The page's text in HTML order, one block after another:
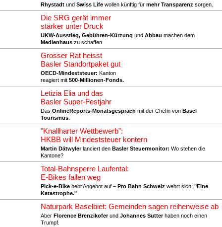
Rhystadt und Swiss Life wollen künftig für mehr Transparenz sorgen.
Die SRG gerät immer
stärker unter Druck
UKW-Ausstieg, Gebühren-Kürzung und Abbau machen dem
Medienhaus zu schaffen.
Grosser Rat heisst
Basler Standortpaket gut
OECD-Mindeststeuer: Kanton
reagiert mit 500-Millionen-Fonds.
Letizia Elia und das
Basler Super-Festjahr
Das OnlineReports-Monatsgespräch mit der Chefin von Basel
Tourismus.
"Knallharter Wettbewerb":
HKBB will Mindeststeuer kontern
Martin Dätwylerlanciert den Basler Steuermonitor: Wo stehen die
Kantone?
Total-Bahnsperre Laufental:
E-Bikes fallen weg
Pick-e-Bike hebt Angebot auf – Pro Bahn Schweiz wehrt sich: "Eine
Katastrophe."
Naturpark Baselbiet: Gemeinden sagen reihenweise ab
Aber Florence Brenzikoferund Johannes Sutterhaben noch einen
Trumpf.